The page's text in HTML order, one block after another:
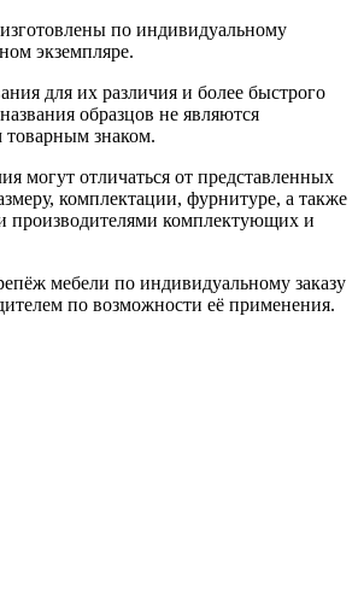
по индивидуальному
экземпляре.
для их различия и более быстрого
образцов не являются
товарным знаком.
могут отличаться от представленных
комплектации, фурнитуре, а также
производителями комплектующих и
мебели по индивидуальному заказу
по возможности её применения.